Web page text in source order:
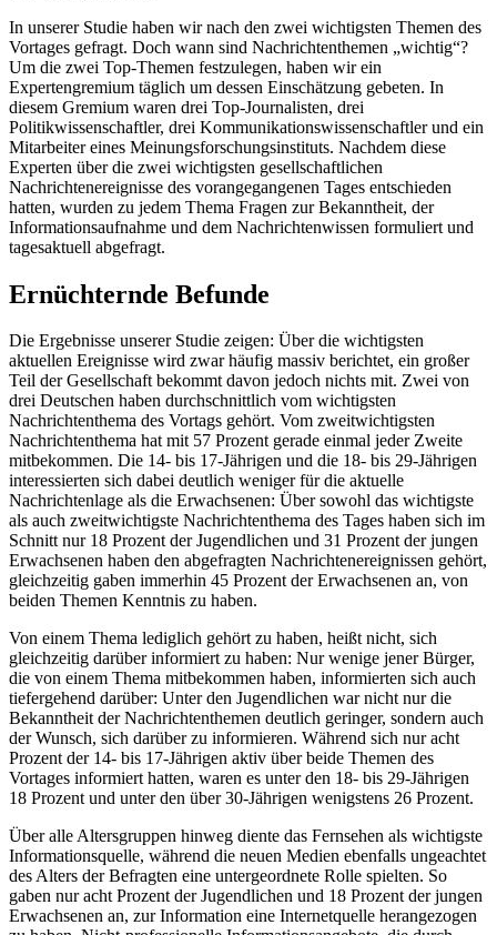
In unserer Studie haben wir nach den zwei wichtigsten Themen des
Vortages gefragt. Doch wann sind Nachrichtenthemen „wichtig“?
Um die zwei Top-Themen festzulegen, haben wir ein
Expertengremium täglich um dessen Einschätzung gebeten. In
diesem Gremium waren drei Top-Journalisten, drei
Politikwissenschaftler, drei Kommunikationswissenschaftler und ein
Mitarbeiter eines Meinungsforschungsinstituts. Nachdem diese
Experten über die zwei wichtigsten gesellschaftlichen
Nachrichtenereignisse des vorangegangenen Tages entschieden
hatten, wurden zu jedem Thema Fragen zur Bekanntheit, der
Informationsaufnahme und dem Nachrichtenwissen formuliert und
tagesaktuell abgefragt.
Ernüchternde Befunde
Die Ergebnisse unserer Studie zeigen: Über die wichtigsten
aktuellen Ereignisse wird zwar häufig massiv berichtet, ein großer
Teil der Gesellschaft bekommt davon jedoch nichts mit. Zwei von
drei Deutschen haben durchschnittlich vom wichtigsten
Nachrichtenthema des Vortags gehört. Vom zweitwichtigsten
Nachrichtenthema hat mit 57 Prozent gerade einmal jeder Zweite
mitbekommen. Die 14- bis 17-Jährigen und die 18- bis 29-Jährigen
interessierten sich dabei deutlich weniger für die aktuelle
Nachrichtenlage als die Erwachsenen: Über sowohl das wichtigste
als auch zweitwichtigste Nachrichtenthema des Tages haben sich im
Schnitt nur 18 Prozent der Jugendlichen und 31 Prozent der jungen
Erwachsenen haben den abgefragten Nachrichtenereignissen gehört,
gleichzeitig gaben immerhin 45 Prozent der Erwachsenen an, von
beiden Themen Kenntnis zu haben.
Von einem Thema lediglich gehört zu haben, heißt nicht, sich
gleichzeitig darüber informiert zu haben: Nur wenige jener Bürger,
die von einem Thema mitbekommen haben, informierten sich auch
tiefergehend darüber: Unter den Jugendlichen war nicht nur die
Bekanntheit der Nachrichtenthemen deutlich geringer, sondern auch
der Wunsch, sich darüber zu informieren. Während sich nur acht
Prozent der 14- bis 17-Jährigen aktiv über beide Themen des
Vortages informiert hatten, waren es unter den 18- bis 29-Jährigen
18 Prozent und unter den über 30-Jährigen wenigstens 26 Prozent.
Über alle Altersgruppen hinweg diente das Fernsehen als wichtigste
Informationsquelle, während die neuen Medien ebenfalls ungeachtet
des Alters der Befragten eine untergeordnete Rolle spielten. So
gaben nur acht Prozent der Jugendlichen und 18 Prozent der jungen
Erwachsenen an, zur Information eine Internetquelle herangezogen